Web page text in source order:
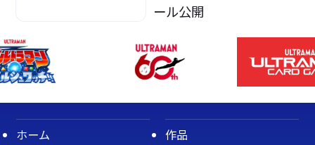
ール公開
ホーム
作品